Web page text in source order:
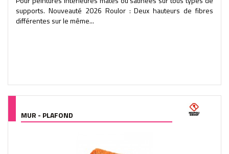
supports. Nouveauté 2026 Roulor : Deux hauteurs de fibres
différentes sur le même...
MUR - PLAFOND